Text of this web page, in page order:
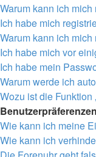
Warum kann ich
Ich habe mich
Warum kann ich
Ich habe mich vor
Ich habe mein
Warum werde ich
Wozu ist die Funktion
Wie kann ich meine
Wie kann ich